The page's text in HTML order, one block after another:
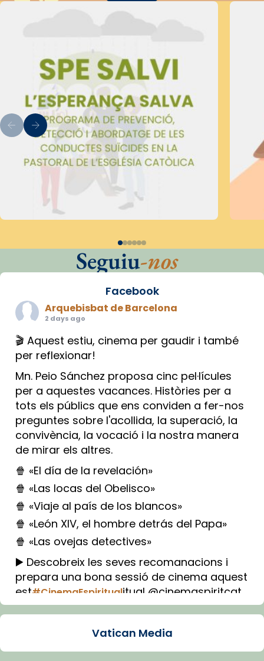
Seguiu-nos
Facebook
Arquebisbat de Barcelona
2 days ago
🎬 Aquest estiu, cinema per gaudir i també
per reflexionar!
Mn. Peio Sánchez proposa cinc pel·lícules
per a aquestes vacances. Històries per a
tots els públics que ens conviden a fer-nos
preguntes sobre l'acollida, la superació, la
convivència, la vocació i la nostra manera
de mirar els altres.
🍿 «El día de la revelación»
🍿 «Las locas del Obelisco»
🍿 «Viaje al país de los blancos»
🍿 «León XIV, el hombre detrás del Papa»
🍿 «Las ovejas detectives»
▶️ Descobreix les seves recomanacions i
prepara una bona sessió de cinema aquest
est#CinemaEspiritualitual @cinemaspiritcat
Imatge: Generada amb IA (OpenAI)
Vatican Media